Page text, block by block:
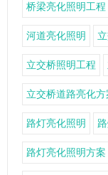
桥梁亮化照明工程
河道亮化照明
立交桥照明工程
立交桥道路亮化方
路灯亮化照明
路灯亮化照明方案